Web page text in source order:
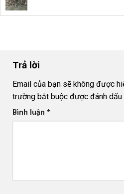
Trả lời
Email của bạn sẽ không được
trường bắt buộc được đánh dấu
Bình luận *